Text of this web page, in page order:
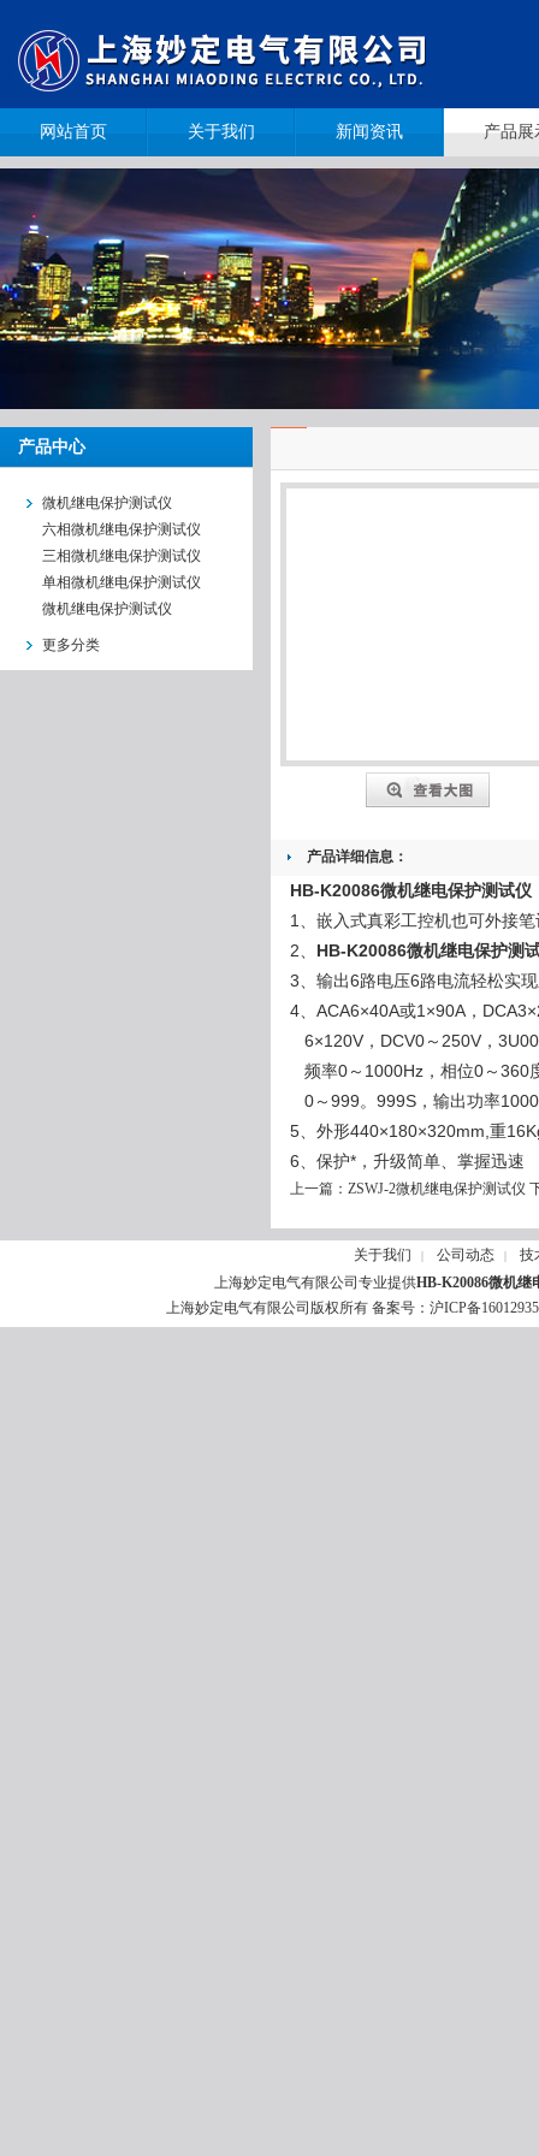
网站首页 关于我们 新闻资讯 产品展
产品中心
微机继电保护测试仪
六相微机继电保护测试仪
三相微机继电保护测试仪
单相微机继电保护测试仪
微机继电保护测试仪
更多分类
产品详细信息：
HB-K20086微机继电保护测试仪
1、嵌入式真彩工控机也可外接
2、 HB-K20086微机继电保护测
3、输出6路电压6路电流轻松实
4、ACA6×40A或1×90A，
6×120V，DCV0～250V，
频率0～1000Hz，相位0～360
0～999。999S，输出功率
5、 外形440×180×320mm,重
6、保护*，升级简单、掌握迅速
上一篇： ZSWJ-2微机继电保护测试仪
关于我们 | 公司动态 |
技
上海妙定电气有限公司专业提供HB-K20086微机继
上海妙定电气有限公司版权所有 备案号： 沪ICP备